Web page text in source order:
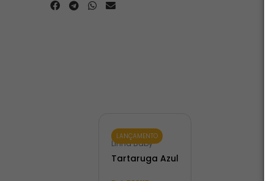
LANÇAMENTO
Linha Baby
Tartaruga Azul